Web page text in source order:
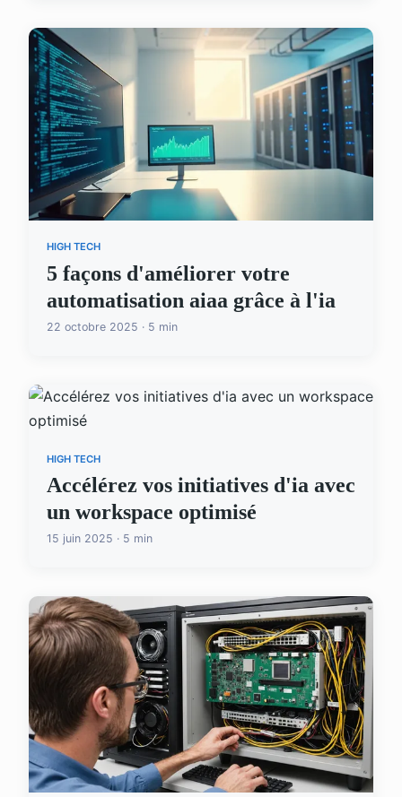
HIGH TECH
5 façons d'améliorer votre
automatisation aiaa grâce à l'ia
22 octobre 2025 · 5 min
HIGH TECH
Accélérez vos initiatives d'ia avec
un workspace optimisé
15 juin 2025 · 5 min